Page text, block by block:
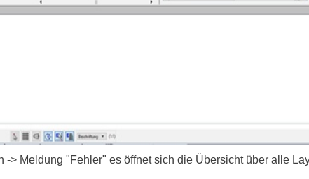
> Meldung "Fehler" es öffnet sich die Übersicht über alle